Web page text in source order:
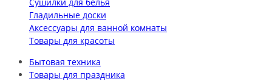
Гладильные доски
Аксессуары для ванной комнаты
Товары для красоты
Бытовая техника
Товары для праздника